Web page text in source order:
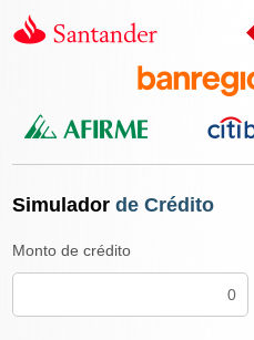
Simulador de Crédito
Monto de crédito